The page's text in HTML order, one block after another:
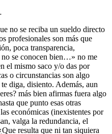
no se reciba un sueldo directo
profesionales son más que
poca transparencia,
no se conocen bien…» no me
el mismo saco y/o das por
o circunstancias son algo
diga, disiento. Además, aun
más bien afirmas fuera algo
que punto esas otras
económicas (inexistentes por
valga la redundancia, el
resulta que ni tan siquiera